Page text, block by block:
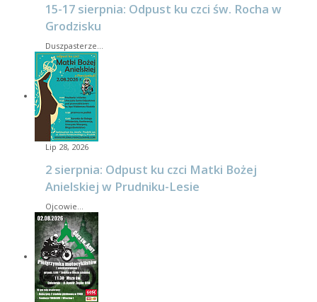
15-17 sierpnia: Odpust ku czci św. Rocha w
Grodzisku
Duszpasterze…
Lip 28, 2026
2 sierpnia: Odpust ku czci Matki Bożej
Anielskiej w Prudniku-Lesie
Ojcowie…